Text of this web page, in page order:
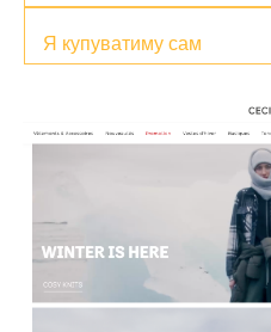
Я купуватиму сам